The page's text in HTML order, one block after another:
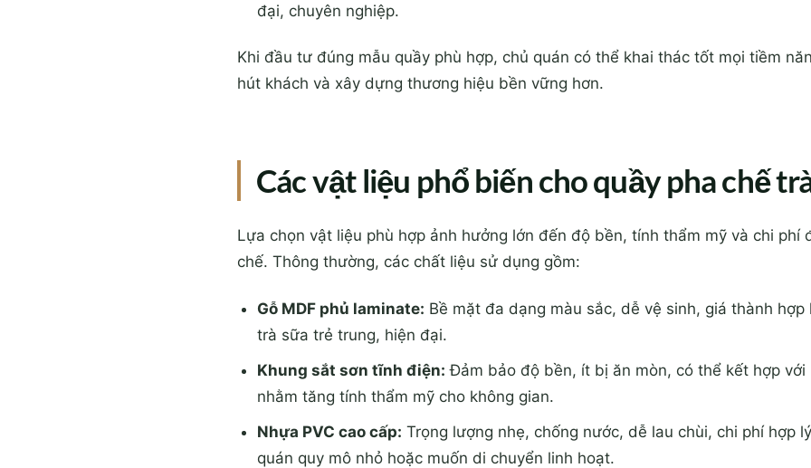
đại, chuyên nghiệp.
Khi đầu tư đúng mẫu quầy phù hợp, chủ quán có thể khai thác tốt mọi tiềm
hút khách và xây dựng thương hiệu bền vững hơn.
Các vật liệu phổ biến cho quầy pha chế
Lựa chọn vật liệu phù hợp ảnh hưởng lớn đến độ bền, tính thẩm mỹ và chi phí
chế. Thông thường, các chất liệu sử dụng gồm:
Gỗ MDF phủ laminate: Bề mặt đa dạng màu sắc, dễ vệ sinh, giá thành hợp
trà sữa trẻ trung, hiện đại.
Khung sắt sơn tĩnh điện: Đảm bảo độ bền, ít bị ăn mòn, có thể kết hợp với
nhằm tăng tính thẩm mỹ cho không gian.
Nhựa PVC cao cấp: Trọng lượng nhẹ, chống nước, dễ lau chùi, chi phí hợp
quán quy mô nhỏ hoặc muốn di chuyển linh hoạt.